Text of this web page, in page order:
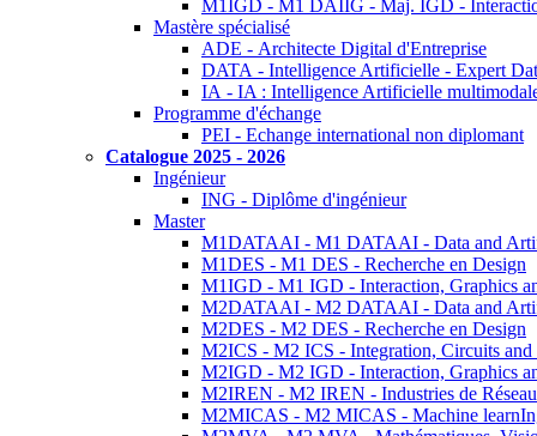
M1IGD - M1 DAIIG - Maj. IGD -
Mastère spécialisé
ADE - Architecte Digital d'Entreprise
DATA - Intelligence Artificielle - Expert
IA - IA : Intelligence Artificielle
Programme d'échange
PEI - Echange international non diplomant
Catalogue 2025 - 2026
Ingénieur
ING - Diplôme d'ingénieur
Master
M1DATAAI - M1 DATAAI - Data and
M1DES - M1 DES - Recherche en Design
M1IGD - M1 IGD - Interaction, Graphics
M2DATAAI - M2 DATAAI - Data and
M2DES - M2 DES - Recherche en Design
M2ICS - M2 ICS - Integration, Circuits and
M2IGD - M2 IGD - Interaction, Graphics
M2IREN - M2 IREN - Industries de
M2MICAS - M2 MICAS - Machine